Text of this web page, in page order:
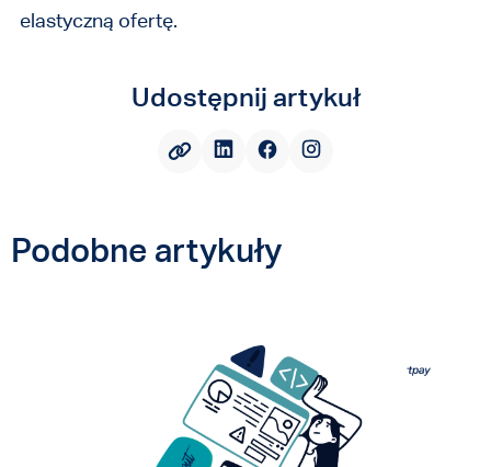
elastyczną ofertę.
Udostępnij artykuł
Podobne artykuły